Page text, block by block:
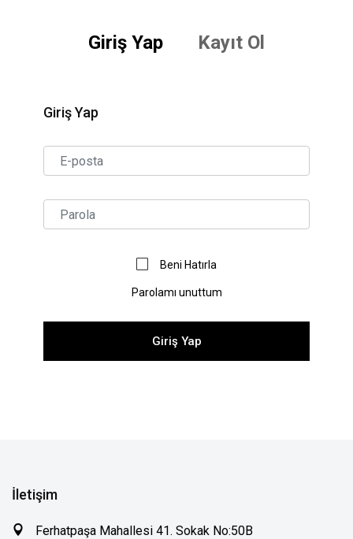
Giriş Yap Kayıt Ol
Giriş Yap
Beni Hatırla
Parolamı unuttum
Giriş Yap
İletişim
Ferhatpaşa Mahallesi 41. Sokak No:50B